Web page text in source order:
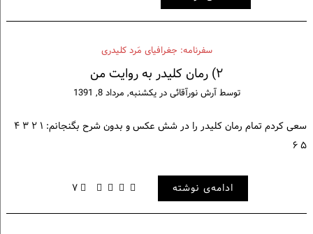
سفرنامه: جغرافیای مَرد کلیدری
۲) رمان کلیدر به روایت من
توسطآرش نورآقائی دریکشنبه, مرداد 8, 1391
سعی کردم تمام رمان کلیدر را در شش عکس و بدون شرح بگنجانم: ۱ ۲ ۳ ۴
۵ ۶
ادامه‌ی نوشته ۷